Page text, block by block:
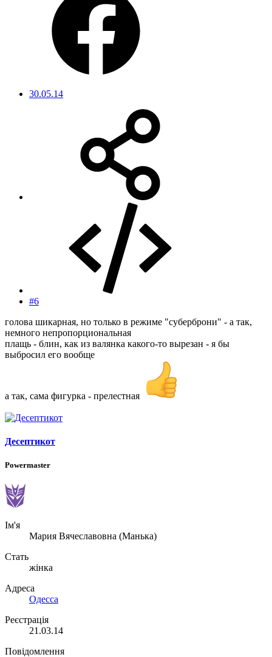
30.05.14
#6
голова шикарная, но только в режиме "суберброни" - а так,
немного непропорциональная
плащь - блин, как из валянка какого-то вырезан - я бы
выбросил его вообще
а так, сама фигурка - прелестная
Десептикот
Powermaster
Ім'я
Мария Вячеславовна (Манька)
Стать
жінка
Адреса
Одесса
Реєстрація
21.03.14
Повідомлення